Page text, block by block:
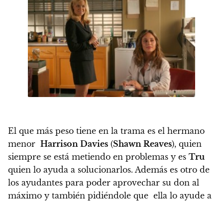
El que más peso tiene en la trama es el hermano
menor Harrison Davies (Shawn Reaves), quien
siempre se está metiendo en problemas y es Tru
quien lo ayuda a solucionarlos. Además es otro de
los ayudantes para poder aprovechar su don al
máximo y también pidiéndole que ella lo ayude a